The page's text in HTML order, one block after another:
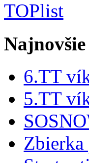
6.TT
5.TT
Zbierka